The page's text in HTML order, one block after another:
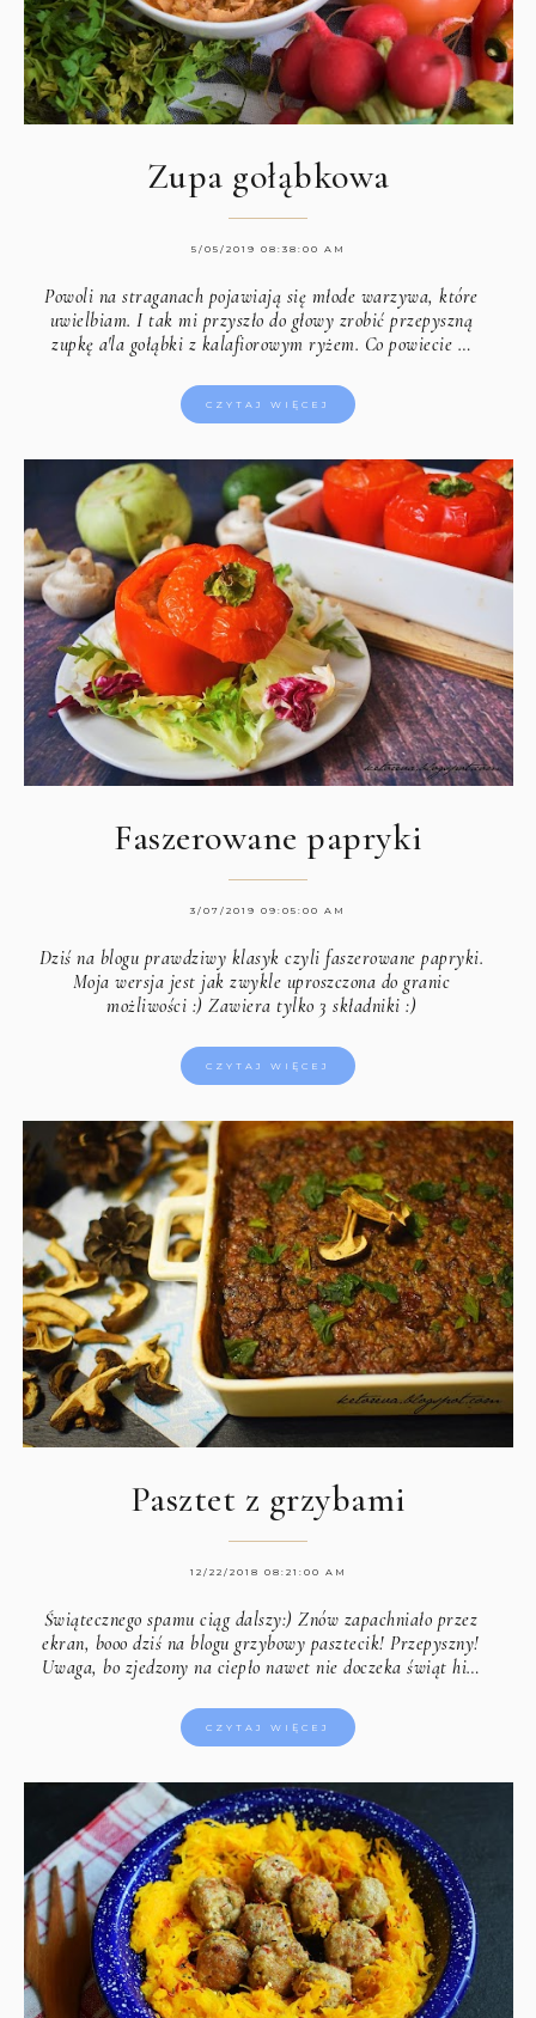
Zupa gołąbkowa
5/05/2019 08:38:00 AM
Powoli na straganach pojawiają się młode warzywa, które
uwielbiam. I tak mi przyszło do głowy zrobić przepyszną
zupkę a'la gołąbki z kalafiorowym ryżem. Co powiecie …
CZYTAJ WIĘCEJ
Faszerowane papryki
3/07/2019 09:05:00 AM
Dziś na blogu prawdziwy klasyk czyli faszerowane papryki.
Moja wersja jest jak zwykle uproszczona do granic
możliwości :) Zawiera tylko 3 składniki :)
CZYTAJ WIĘCEJ
Pasztet z grzybami
12/22/2018 08:21:00 AM
Świątecznego spamu ciąg dalszy:) Znów zapachniało przez
ekran, booo dziś na blogu grzybowy pasztecik! Przepyszny!
Uwaga, bo zjedzony na ciepło nawet nie doczeka świąt hi…
CZYTAJ WIĘCEJ